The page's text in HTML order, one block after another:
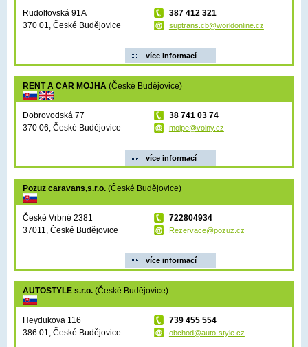
Rudolfovská 91A
370 01, České Budějovice
387 412 321
suptrans.cb@worldonline.cz
více informací
RENT A CAR MOJHA (České Budějovice)
Dobrovodská 77
370 06, České Budějovice
38 741 03 74
mojpe@volny.cz
více informací
Pozuz caravans,s.r.o. (České Budějovice)
České Vrbné 2381
37011, České Budějovice
722804934
Rezervace@pozuz.cz
více informací
AUTOSTYLE s.r.o. (České Budějovice)
Heydukova 116
386 01, České Budějovice
739 455 554
obchod@auto-style.cz